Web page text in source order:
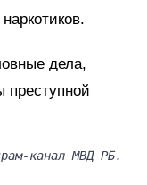
дела,
преступной
канал МВД РБ.